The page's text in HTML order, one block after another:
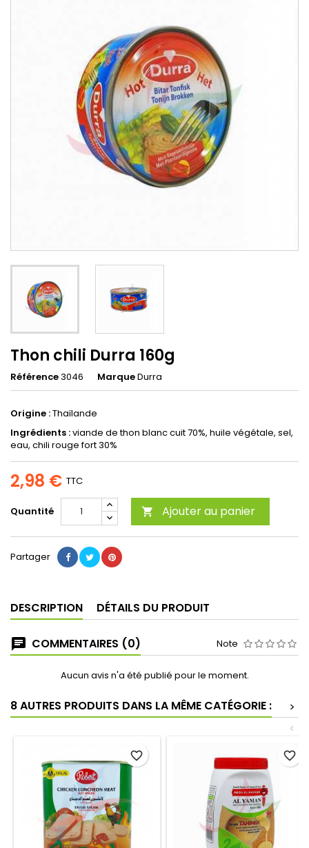
Thon chili Durra 160g
Référence3046 MarqueDurra
Origine :Thaïlande
Ingrédients :viande de thon blanc cuit 70%, huile végétale, sel,
eau, chili rouge fort 30%
2,98 € TTC
Quantité  Ajouter au panier
Partager
DESCRIPTION DÉTAILS DU PRODUIT
COMMENTAIRES (0) Note
Aucun avis n'a été publié pour le moment.
8 AUTRES PRODUITS DANS LA MÊME CATÉGORIE :
>
<
favorite_border favorite_border